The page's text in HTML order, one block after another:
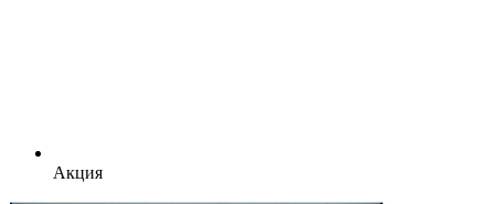
Акция